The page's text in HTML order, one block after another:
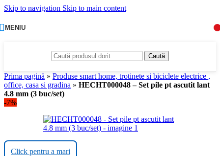
Skip to navigation Skip to main content
MENIU
Caută
Prima pagină » Produse smart home, trotinete si biciclete electrice ,
office, casa si gradina » HECHT000048 – Set pile pt ascutit lant
4.8 mm (3 buc/set)
-7%
Click pentru a mari